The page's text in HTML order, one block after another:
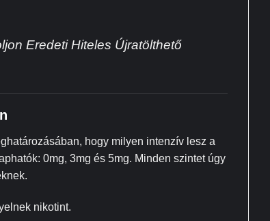
Eredeti Hiteles Újratölthető
hogy milyen intenzív lesz a
0mg, 3mg és 5mg. Minden szintet úgy
nikotint.